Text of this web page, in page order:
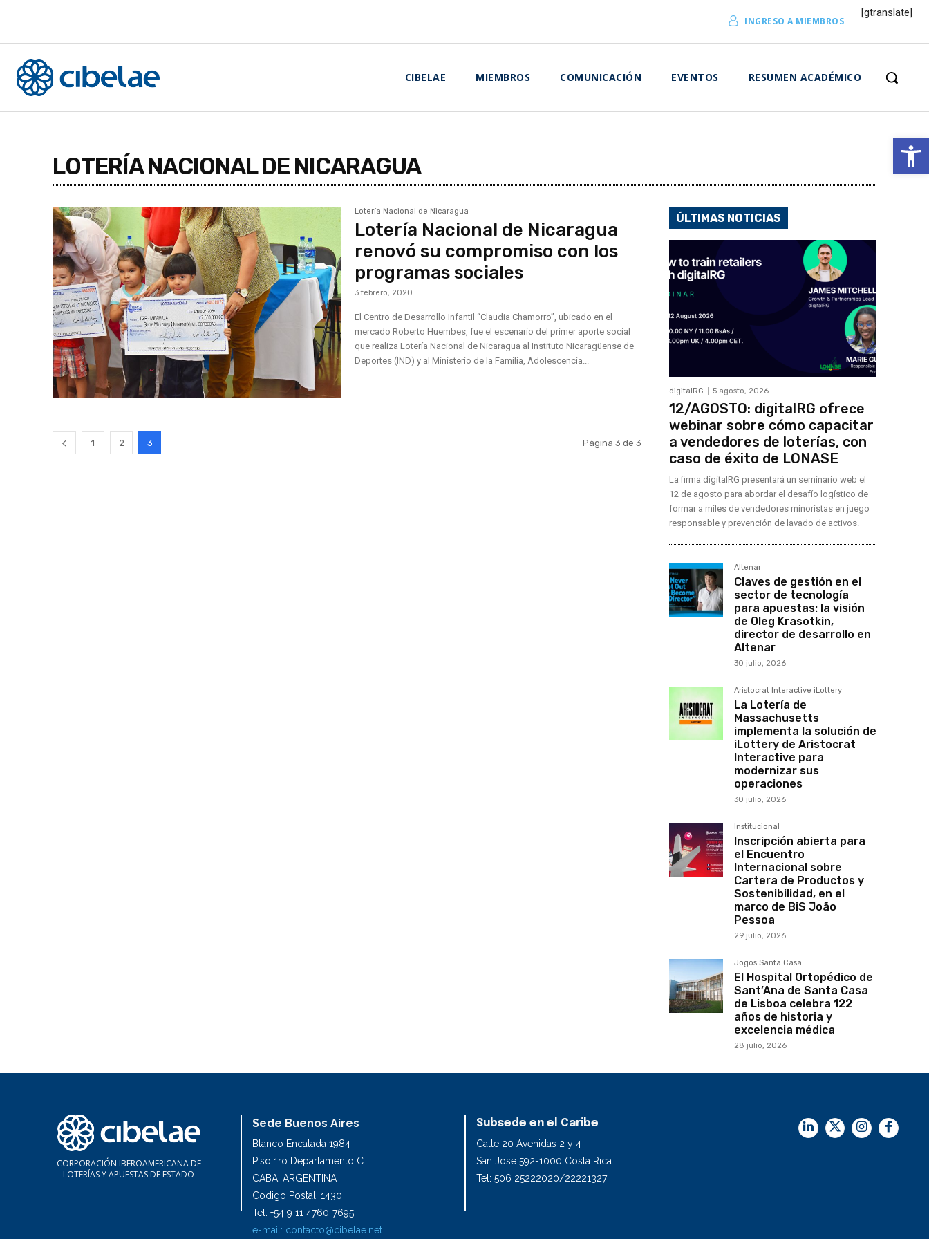
Abrir
INGRESO A MIEMBROS
[gtranslate]
CIBELAE MIEMBROS COMUNICACIÓN EVENTOS RESUMEN ACADÉMICO
LOTERÍA NACIONAL DE NICARAGUA
Lotería Nacional de Nicaragua
Lotería Nacional de Nicaragua
renovó su compromiso con los
programas sociales
3 febrero, 2020
El Centro de Desarrollo Infantil “Claudia Chamorro”, ubicado en el
mercado Roberto Huembes, fue el escenario del primer aporte social
que realiza Lotería Nacional de Nicaragua al Instituto Nicaragüense de
Deportes (IND) y al Ministerio de la Familia, Adolescencia...
1 2 3 Página 3 de 3
ÚLTIMAS NOTICIAS
digitalRG 5 agosto, 2026
12/AGOSTO: digitalRG ofrece
webinar sobre cómo capacitar
a vendedores de loterías, con
caso de éxito de LONASE
La firma digitalRG presentará un seminario web el
12 de agosto para abordar el desafío logístico de
formar a miles de vendedores minoristas en juego
responsable y prevención de lavado de activos.
Altenar
Claves de gestión en el
sector de tecnología
para apuestas: la visión
de Oleg Krasotkin,
director de desarrollo en
Altenar
30 julio, 2026
Aristocrat Interactive iLottery
La Lotería de
Massachusetts
implementa la solución de
iLottery de Aristocrat
Interactive para
modernizar sus
operaciones
30 julio, 2026
Institucional
Inscripción abierta para
el Encuentro
Internacional sobre
Cartera de Productos y
Sostenibilidad, en el
marco de BiS João
Pessoa
29 julio, 2026
Jogos Santa Casa
El Hospital Ortopédico de
Sant’Ana de Santa Casa
de Lisboa celebra 122
años de historia y
excelencia médica
28 julio, 2026
CORPORACIÓN IBEROAMERICANA DE
LOTERÍAS Y APUESTAS DE ESTADO
Sede Buenos Aires
Blanco Encalada 1984
Piso 1ro Departamento C
CABA, ARGENTINA
Codigo Postal: 1430
Tel: +54 9 11 4760-7695
e-mail: contacto@cibelae.net
Subsede en el Caribe
Calle 20 Avenidas 2 y 4
San José 592-1000 Costa Rica
Tel: 506 25222020/22221327